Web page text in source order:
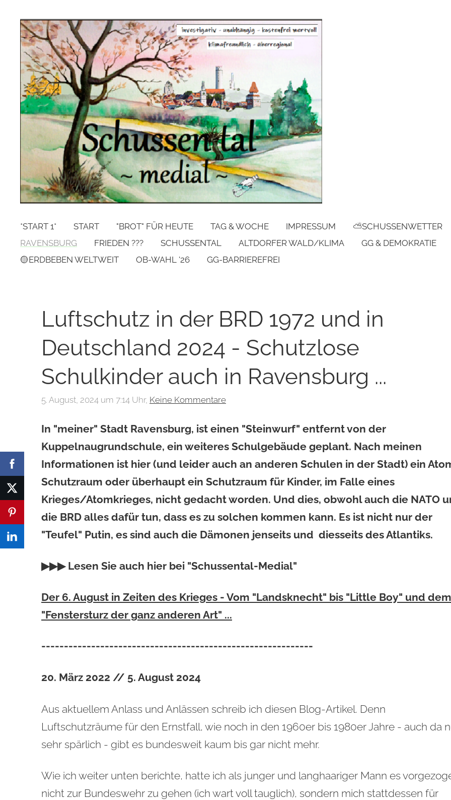
*START 1* START "BROT" FÜR HEUTE TAG & WOCHE IMPRESSUM ⛅SCHUSSENWETTER
RAVENSBURG
FRIEDEN ??? SCHUSSENTAL ALTDORFER WALD/KLIMA GG & DEMOKRATIE
🟡ERDBEBEN WELTWEIT
OB-WAHL '26 GG-BARRIEREFREI
Luftschutz in der BRD 1972 und in
Deutschland 2024 - Schutzlose
Schulkinder auch in Ravensburg ...
5. August, 2024 um 7:14 Uhr, Keine Kommentare
In "meiner" Stadt Ravensburg, ist einen "Steinwurf" entfernt von der
Kuppelnaugrundschule, ein weiteres Schulgebäude geplant. Nach meinen
Informationen ist hier (und leider auch an anderen Schulen in der Stadt) ein
Schutzraum oder überhaupt ein Schutzraum für Kinder, im Falle eines
Krieges/Atomkrieges, nicht gedacht worden. Und dies, obwohl auch die NATO
die BRD alles dafür tun, dass es zu solchen kommen kann. Es ist nicht nur der
"Teufel" Putin, es sind auch die Dämonen jenseits und diesseits des Atlantiks.
▶▶▶ Lesen Sie auch hier bei "Schussental-Medial"
Der 6. August in Zeiten des Krieges - Vom "Landsknecht" bis "Little Boy" und dem
"Fenstersturz der ganz anderen Art" ...
------------------------------------------------------------
20. März 2022 // 5. August 2024
Aus aktuellem Anlass und Anlässen schreib ich diesen Blog-Artikel. Denn
Luftschutzräume für den Ernstfall, wie noch in den 1960er bis 1980er Jahre - auch da
sehr spärlich - gibt es bundesweit kaum bis gar nicht mehr.
Wie ich weiter unten berichte, hatte ich als junger und langhaariger Mann es
nicht zur Bundeswehr zu gehen (ich wart voll tauglich), sondern mich stattdessen für